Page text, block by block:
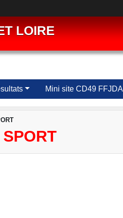
LOIRE
Mini site CD49 FFJDA